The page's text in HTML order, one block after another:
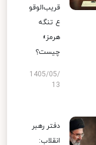
قریب‌الوقو
ع تنگه
هرمز»
چیست؟
1405/05/
13
دفتر رهبر
انقلاب: